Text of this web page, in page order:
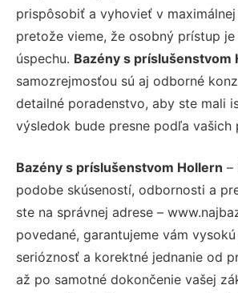
prispôsobiť a vyhovieť v
pretože vieme, že osobný prístup
úspechu. Bazény s príslušenstvom
samozrejmosťou sú aj odborné
detailné poradenstvo, aby ste mali
výsledok bude presne podľa vašich
Bazény s príslušenstvom Hollern –
podobe skúseností, odbornosti a
ste na správnej adrese –
povedané, garantujeme vám
serióznosť a korektné jednanie od
až po samotné dokončenie vašej